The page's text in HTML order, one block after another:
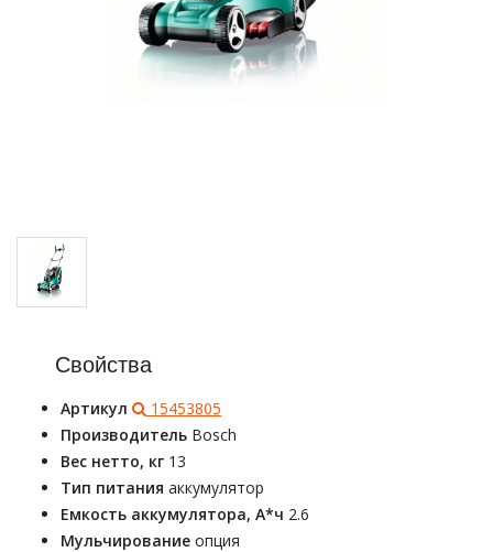
Свойства
Артикул
15453805
Производитель Bosch
Вес нетто, кг 13
Тип питания аккумулятор
Емкость аккумулятора, А*ч 2.6
Мульчирование опция